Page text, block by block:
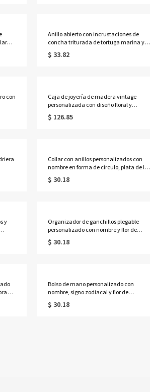
Anillo abierto con incrustaciones de
concha triturada de tortuga marina y
estrella de mar, delicado anillo ajustable
con temática marina, joyería de la
$ 33.82
con
Caja de joyería de madera vintage
personalizada con diseño floral y
nombre, estuche grande de 4 niveles
para guardar anillos y collares, regalo de
$ 126.85
Collar con anillos personalizados con
nombre en forma de círculo, plata de ley
925, delicados aros apilables de 1 a 6,
joyería familiar, regalo de
$ 30.18
y
ley
Organizador de ganchillos plegable
personalizado con nombre y flor de
nacimiento, accesorios de punto, regalo
de cumpleaños/Día de la Madre para
$ 30.18
de
Bolso de mano personalizado con
nombre, signo zodiacal y flor de
nacimiento, bolso de lona de gran
capacidad con asas de cuero, regalo de
$ 30.18